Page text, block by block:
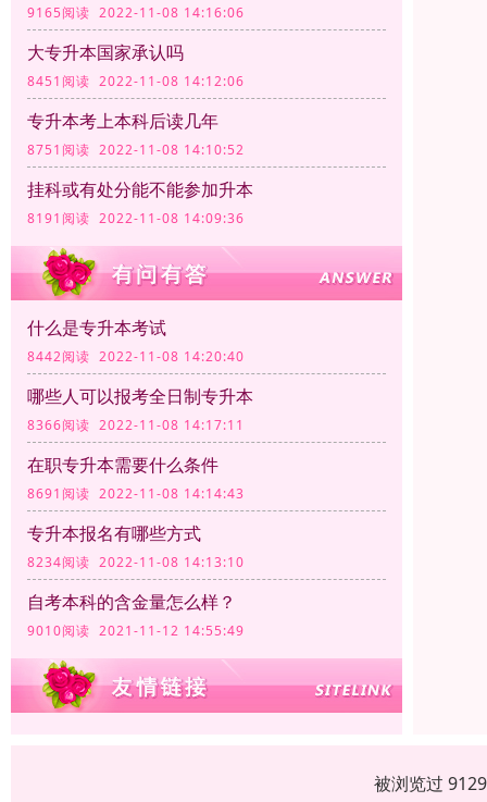
9165阅读 2022-11-08 14:16:06
大专升本国家承认吗
8451阅读 2022-11-08 14:12:06
专升本考上本科后读几年
8751阅读 2022-11-08 14:10:52
挂科或有处分能不能参加升本
8191阅读 2022-11-08 14:09:36
什么是专升本考试
8442阅读 2022-11-08 14:20:40
哪些人可以报考全日制专升本
8366阅读 2022-11-08 14:17:11
在职专升本需要什么条件
8691阅读 2022-11-08 14:14:43
专升本报名有哪些方式
8234阅读 2022-11-08 14:13:10
自考本科的含金量怎么样？
9010阅读 2021-11-12 14:55:49
被浏览过